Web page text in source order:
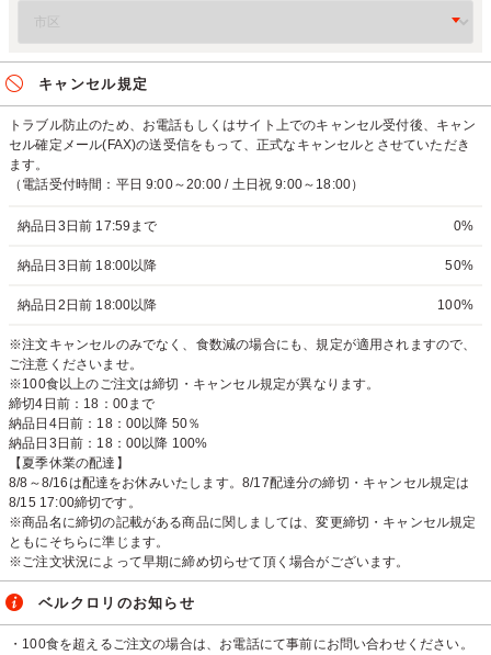
キャンセル規定
トラブル防止のため、お電話もしくはサイト上でのキャンセル受付後、キャン
セル確定メール(FAX)の送受信をもって、正式なキャンセルとさせていただき
ます。
（電話受付時間：平日 9:00～20:00 / 土日祝 9:00～18:00）
納品日3日前 17:59まで 0%
納品日3日前 18:00以降 50%
納品日2日前 18:00以降 100%
※注文キャンセルのみでなく、食数減の場合にも、規定が適用されますので、
ご注意くださいませ。
※100食以上のご注文は締切・キャンセル規定が異なります。
締切4日前：18：00まで
納品日4日前：18：00以降 50％
納品日3日前：18：00以降 100%
【夏季休業の配達】
8/8～8/16は配達をお休みいたします。8/17配達分の締切・キャンセル規定は
8/15 17:00締切です。
※商品名に締切の記載がある商品に関しましては、変更締切・キャンセル規定
ともにそちらに準じます。
※ご注文状況によって早期に締め切らせて頂く場合がございます。
ベルクロリのお知らせ
・100食を超えるご注文の場合は、お電話にて事前にお問い合わせください。